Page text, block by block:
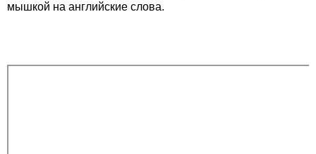
мышкой на английские слова.